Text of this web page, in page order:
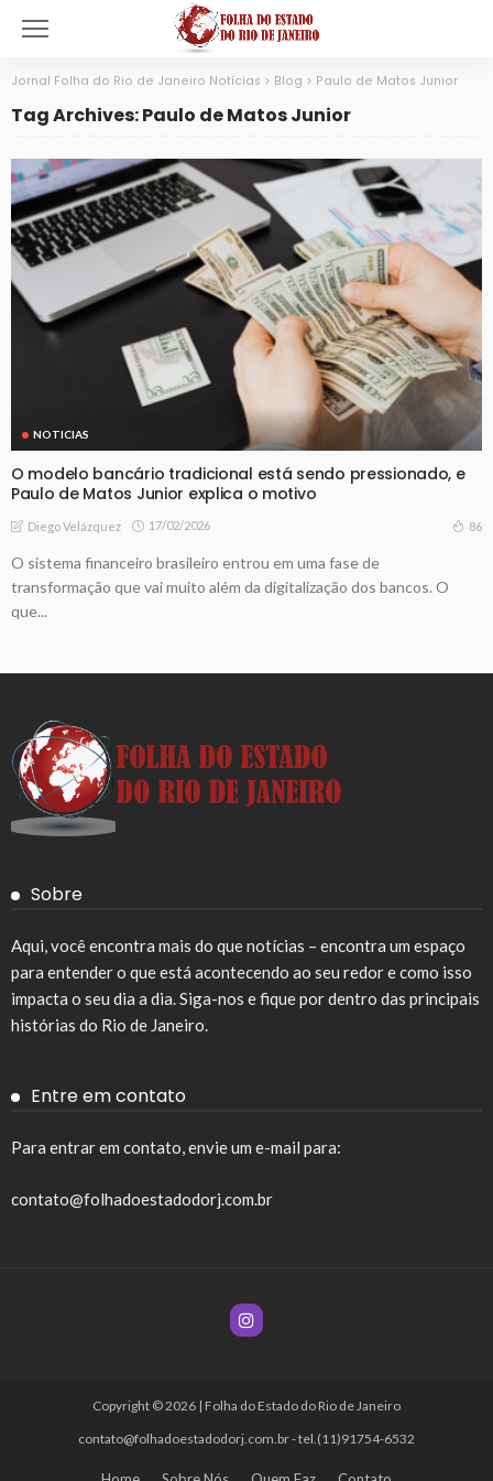
Jornal Folha do Rio de Janeiro Notícias > Blog > Paulo de Matos Junior
Tag Archives: Paulo de Matos Junior
NOTICIAS
O modelo bancário tradicional está sendo pressionado, e
Paulo de Matos Junior explica o motivo
Diego Velázquez 17/02/2026 86
O sistema financeiro brasileiro entrou em uma fase de
transformação que vai muito além da digitalização dos bancos. O
que...
Sobre
Aqui, você encontra mais do que notícias – encontra um espaço
para entender o que está acontecendo ao seu redor e como isso
impacta o seu dia a dia. Siga-nos e fique por dentro das principais
histórias do Rio de Janeiro.
Entre em contato
Para entrar em contato, envie um e-mail para:
contato@folhadoestadodorj.com.br
Copyright © 2026 | Folha do Estado do Rio de Janeiro
contato@folhadoestadodorj.com.br- tel.(11)91754-6532